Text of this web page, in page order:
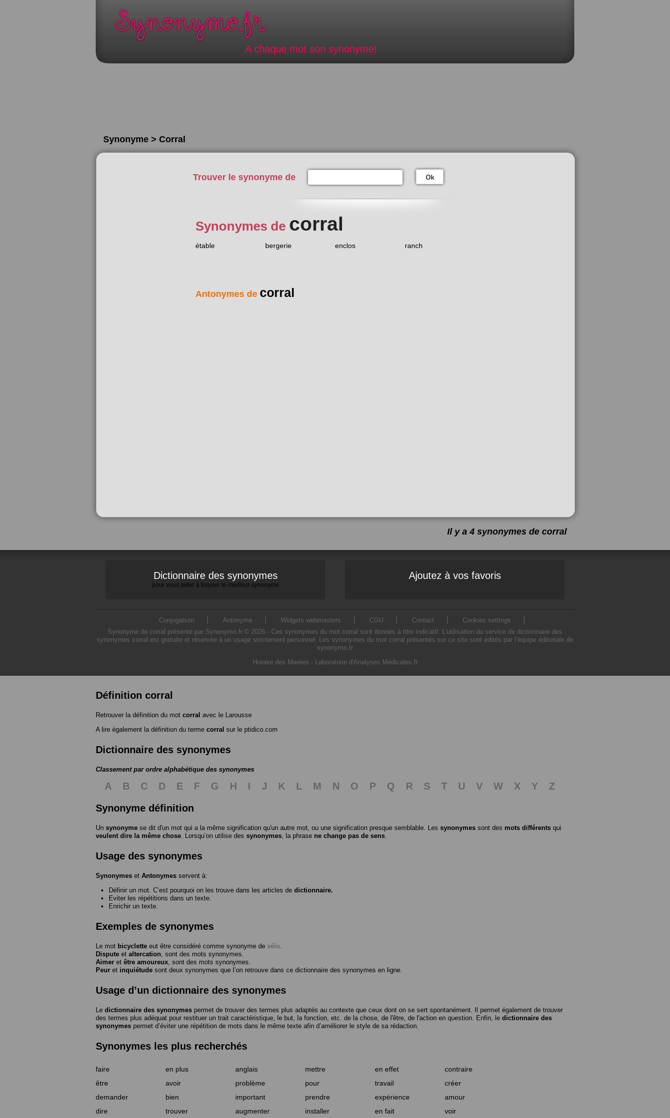
A chaque mot son synonyme!
Synonyme > Corral
Trouver le synonyme de Ok
Synonymes de corral
étable bergerie enclos ranch
Antonymes de corral
Il y a 4 synonymes de corral
Dictionnaire des synonymes
pour vous aider à trouver le meilleur synonyme
Ajoutez à vos favoris
Conjugaison Antonyme Widgets webmasters CGU Contact
Cookies settings
Synonyme de corral présenté par Synonymo.fr © 2026 - Ces synonymes du mot corral sont donnés à titre indicatif. L'utilisation du service de dictionnaire des
synonymes corral est gratuite et réservée à un usage strictement personnel. Les synonymes du mot corral présentés sur ce site sont édités par l’équipe éditoriale de
synonymo.fr
Horaire des Marées - Laboratoire d'Analyses Médicales.fr
Définition corral
Retrouver la définition du mot corral avec le Larousse
A lire également la définition du terme corral sur le ptidico.com
Dictionnaire des synonymes
Classement par ordre alphabétique des synonymes
A B C D E F G H I J K L M N O P Q R S T U V W X Y
Z
Synonyme définition
Un synonyme se dit d'un mot qui a la même signification qu'un autre mot, ou une signification presque semblable. Les synonymes sont des mots différents qui
veulent dire la même chose . Lorsqu’on utilise des synonymes , la phrase ne change pas de sens
Usage des synonymes
Synonymes et Antonymes servent à:
Définir un mot. C’est pourquoi on les trouve dans les articles de dictionnaire.
Eviter les répétitions dans un texte.
Enrichir un texte.
Exemples de synonymes
Le mot bicyclette eut être considéré comme synonyme de vélo
Dispute et altercation , sont des mots synonymes.
Aimer et être amoureux , sont des mots synonymes.
Peur et inquiétude sont deux synonymes que l’on retrouve dans ce dictionnaire des synonymes en ligne.
Usage d’un dictionnaire des synonymes
Le dictionnaire des synonymes permet de trouver des termes plus adaptés au contexte que ceux dont on se sert spontanément. Il permet également de trouver
des termes plus adéquat pour restituer un trait caractéristique, le but, la fonction, etc. de la chose, de l'être, de l'action en question. Enfin, le dictionnaire des
synonymes permet d’éviter une répétition de mots dans le même texte afin d’améliorer le style de sa rédaction.
Synonymes les plus recherchés
faire en plus anglais mettre en effet
contraire
être
avoir problème pour travail
créer
demander
bien important prendre expérience
amour
dire
trouver augmenter installer en fait voir